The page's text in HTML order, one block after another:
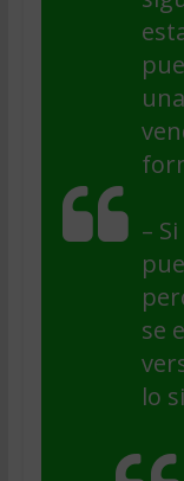
–
se
lo